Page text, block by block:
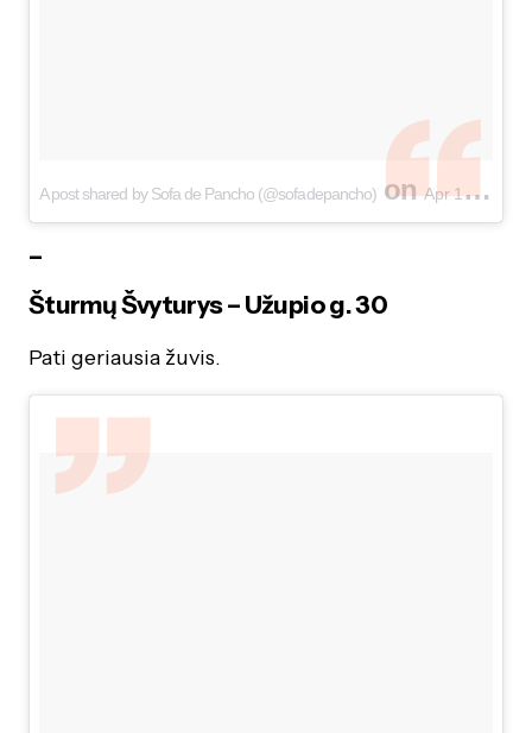
A post shared by Sofa de Pancho (@sofadepancho)onApr 15, 2017 at 2:50pm PDT
–
Šturmų Švyturys – Užupio g. 30
Pati geriausia žuvis.